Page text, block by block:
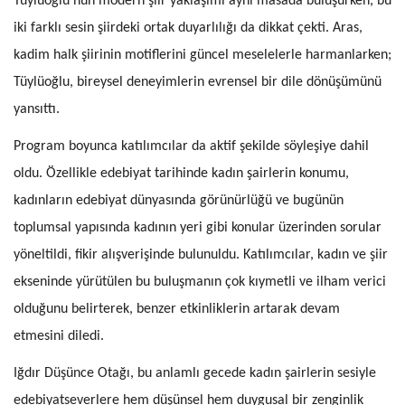
iki farklı sesin şiirdeki ortak duyarlılığı da dikkat çekti. Aras,
kadim halk şiirinin motiflerini güncel meselelerle harmanlarken;
Tüylüoğlu, bireysel deneyimlerin evrensel bir dile dönüşümünü
yansıttı.
Program boyunca katılımcılar da aktif şekilde söyleşiye dahil
oldu. Özellikle edebiyat tarihinde kadın şairlerin konumu,
kadınların edebiyat dünyasında görünürlüğü ve bugünün
toplumsal yapısında kadının yeri gibi konular üzerinden sorular
yöneltildi, fikir alışverişinde bulunuldu. Katılımcılar, kadın ve şiir
ekseninde yürütülen bu buluşmanın çok kıymetli ve ilham verici
olduğunu belirterek, benzer etkinliklerin artarak devam
etmesini diledi.
Iğdır Düşünce Otağı, bu anlamlı gecede kadın şairlerin sesiyle
edebiyatseverlere hem düşünsel hem duygusal bir zenginlik